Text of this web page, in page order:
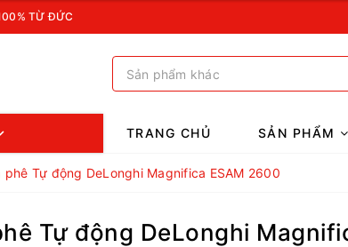
TỪ ĐỨC
TRANG CHỦ SẢN PHẨM
phê Tự động DeLonghi Magnifica ESAM 2600
Tự động DeLonghi